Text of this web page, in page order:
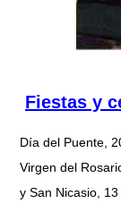
Fiestas y
Día del Puente,
Virgen del
y San Nicasio, 13